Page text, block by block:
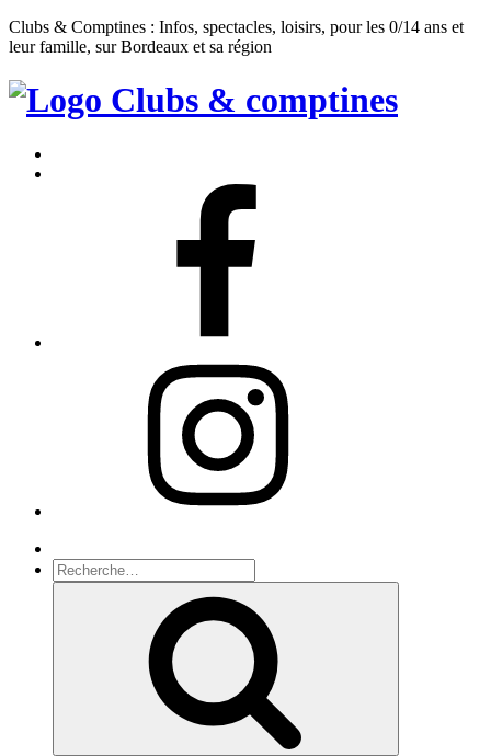
Clubs & Comptines : Infos, spectacles, loisirs, pour les 0/14 ans et
leur famille, sur Bordeaux et sa région
Clubs
Comptines
Recherche
pour